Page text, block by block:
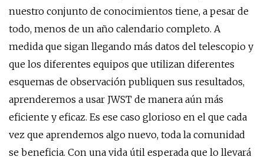
nuestro conjunto de conocimientos tiene, a pesar de
todo, menos de un año calendario completo. A
medida que sigan llegando más datos del telescopio y
que los diferentes equipos que utilizan diferentes
esquemas de observación publiquen sus resultados,
aprenderemos a usar JWST de manera aún más
eficiente y eficaz. Es ese caso glorioso en el que cada
vez que aprendemos algo nuevo, toda la comunidad
se beneficia. Con una vida útil esperada que lo llevará